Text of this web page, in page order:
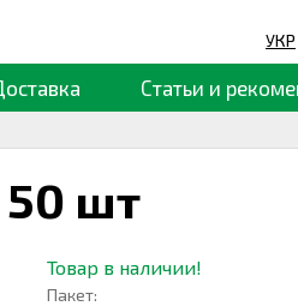
УКР
Статьи и
50 шт
Товар в наличии!
Пакет: